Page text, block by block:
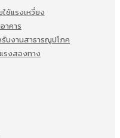
ช้แรงเหวี่ยง
าคาร
บงานสาธารณูปโภค
รงสองทาง